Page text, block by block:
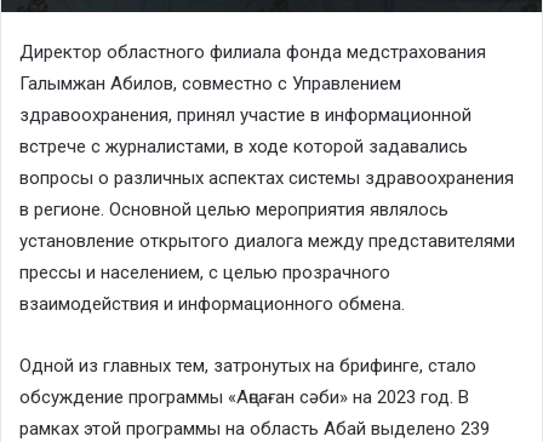
Директор областного филиала фонда медстрахования
Галымжан Абилов, совместно с Управлением
здравоохранения, принял участие в информационной
встрече с журналистами, в ходе которой задавались
вопросы о различных аспектах системы здравоохранения
в регионе. Основной целью мероприятия являлось
установление открытого диалога между представителями
прессы и населением, с целью прозрачного
взаимодействия и информационного обмена.
Одной из главных тем, затронутых на брифинге, стало
обсуждение программы «Аңсаған сәби» на 2023 год. В
рамках этой программы на область Абай выделено 239